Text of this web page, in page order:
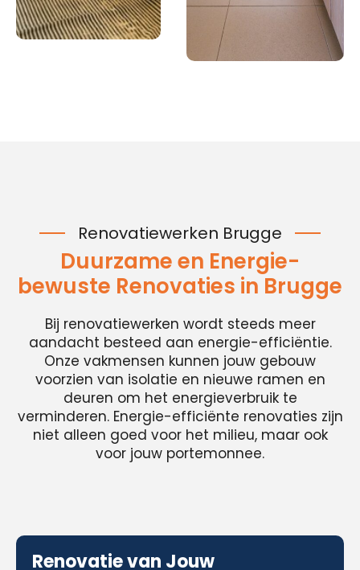
Renovatiewerken Brugge
Duurzame en Energie-
bewuste Renovaties in Brugge
Bij renovatiewerken wordt steeds meer
aandacht besteed aan energie-efficiëntie.
Onze vakmensen kunnen jouw gebouw
voorzien van isolatie en nieuwe ramen en
deuren om het energieverbruik te
verminderen. Energie-efficiënte renovaties zijn
niet alleen goed voor het milieu, maar ook
voor jouw portemonnee.
Renovatie van Jouw